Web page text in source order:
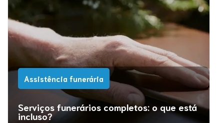
Assistência funerária
Serviços funerários completos: o que está
incluso?